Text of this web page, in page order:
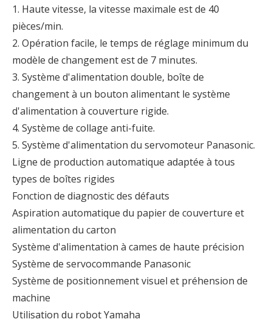
1. Haute vitesse, la vitesse maximale est de 40
pièces/min.
2. Opération facile, le temps de réglage minimum du
modèle de changement est de 7 minutes.
3. Système d'alimentation double, boîte de
changement à un bouton alimentant le système
d'alimentation à couverture rigide.
4. Système de collage anti-fuite.
5. Système d'alimentation du servomoteur Panasonic.
Ligne de production automatique adaptée à tous
types de boîtes rigides
Fonction de diagnostic des défauts
Aspiration automatique du papier de couverture et
alimentation du carton
Système d'alimentation à cames de haute précision
Système de servocommande Panasonic
Système de positionnement visuel et préhension de
machine
Utilisation du robot Yamaha